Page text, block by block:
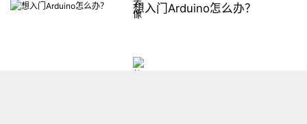
想入门Arduino怎么办？